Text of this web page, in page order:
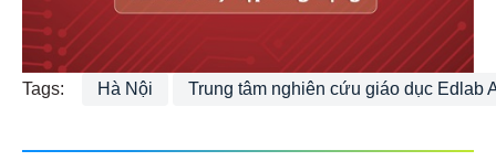
Tags: Hà Nội Trung tâm nghiên cứu giáo dục Edlab